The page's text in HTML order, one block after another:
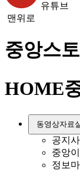
유튜브
맨위로
중앙스
HOME
동영상자료
공지
중앙이
정보